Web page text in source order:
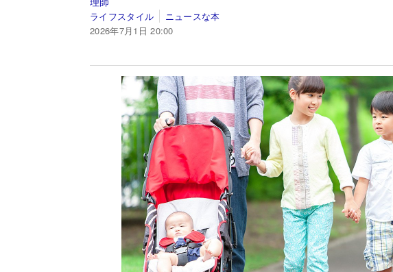
ライフスタイル
ニュースな本
2026年7月1日 20:00